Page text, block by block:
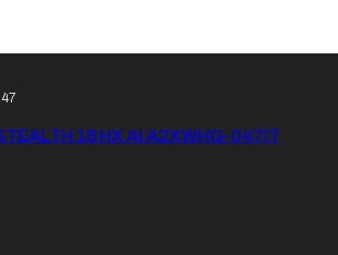
18 HX AI A2XWHG-047IT